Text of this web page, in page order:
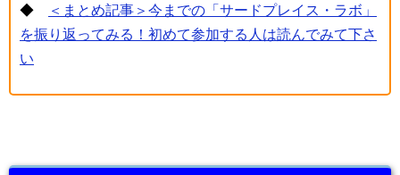
◆
＜まとめ記事＞今までの「サードプレイス・ラボ」
を振り返ってみる！初めて参加する人は読んでみて下さ
い